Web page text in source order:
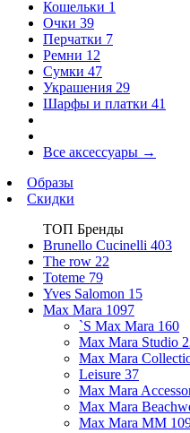
Кошельки 1
Очки 39
Перчатки 7
Ремни 12
Сумки 47
Украшения 29
Шарфы и платки 41
Все аксессуары →
Образы
Скидки
ТОП Бренды
Brunello Cucinelli 403
The row 22
Toteme 79
Yves Salomon 15
Max Mara 1097
`S Max Mara 160
Max Mara Studio
Max Mara
Leisure 37
Max Mara
Max Mara
Max Mara MM